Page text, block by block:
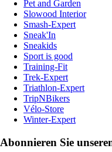
Pet and Garden
Slowood Interior
Smash-Expert
Sneak'In
Sneakids
Sport is good
Training-Fit
Trek-Expert
Triathlon-Expert
TripNBikers
Vélo-Store
Winter-Expert
Abonnieren Sie